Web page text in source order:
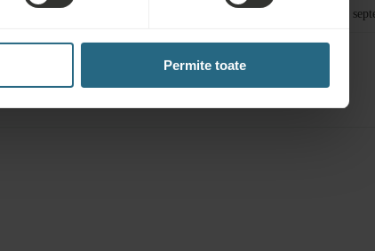
Permite toate
Utilizare gratuită a zonei de fitness
începutul lunii